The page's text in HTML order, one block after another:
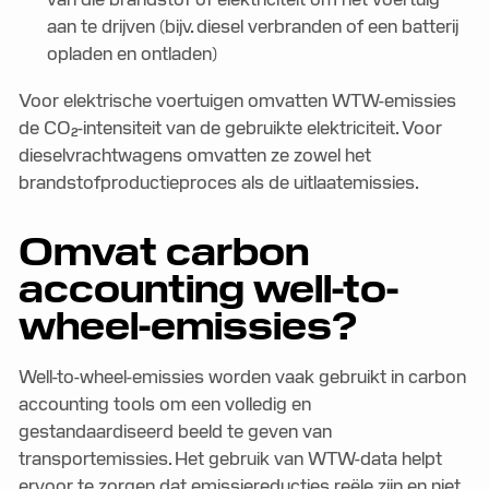
aan te drijven (bijv. diesel verbranden of een batterij
opladen en ontladen)
Voor elektrische voertuigen omvatten WTW-emissies
de CO₂-intensiteit van de gebruikte elektriciteit. Voor
dieselvrachtwagens omvatten ze zowel het
brandstofproductieproces als de uitlaatemissies.
Omvat carbon
accounting well-to-
wheel-emissies?
Well-to-wheel-emissies worden vaak gebruikt in carbon
accounting tools om een volledig en
gestandaardiseerd beeld te geven van
transportemissies. Het gebruik van WTW-data helpt